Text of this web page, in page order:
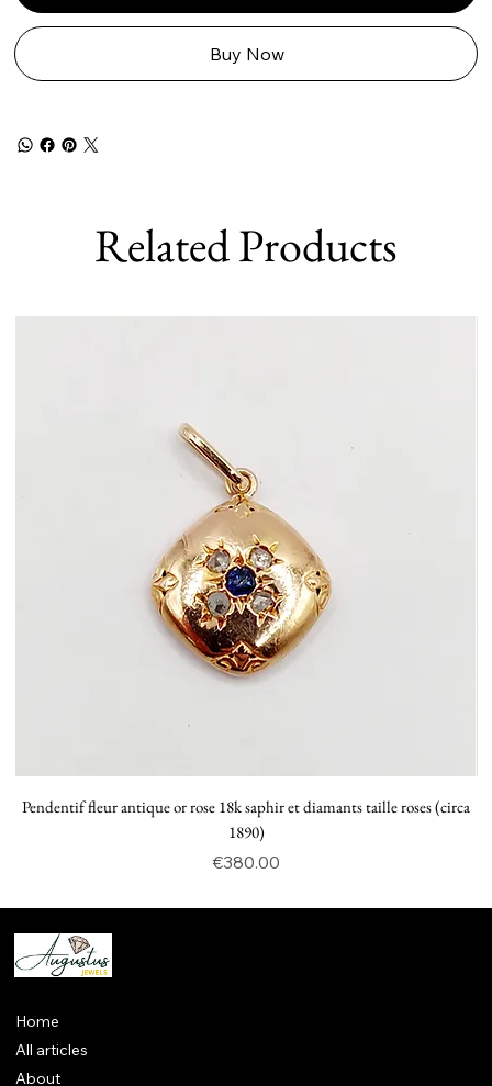
Buy Now
Related Products
Pendentif fleur antique or rose 18k saphir et diamants taille roses (circa
1890)
Price
€380.00
Home
All articles
About